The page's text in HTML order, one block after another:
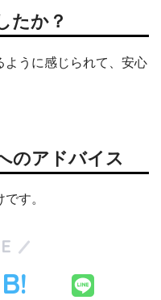
たか？
ように感じられて、安心
のアドバイス
す。